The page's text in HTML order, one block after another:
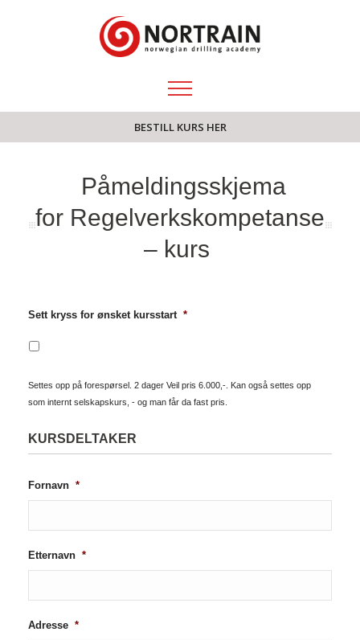
BESTILL KURS HER
Påmeldingsskjema
for Regelverkskompetanse
– kurs
Sett kryss for ønsket kursstart *
Settes opp på forespørsel. 2 dager Veil pris 6.000,-. Kan også settes opp
som internt selskapskurs, - og man får da fast pris.
KURSDELTAKER
Fornavn *
Etternavn *
Adresse *